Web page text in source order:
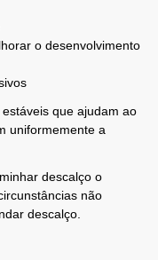
o desenvolvimento
​​que ajudam ao
uniformemente a
descalço o
não
descalço.